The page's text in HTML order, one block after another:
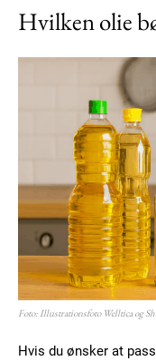
Hvilken olie
Foto: Illustrationsfoto Welltica og
Hvis du ønsker at